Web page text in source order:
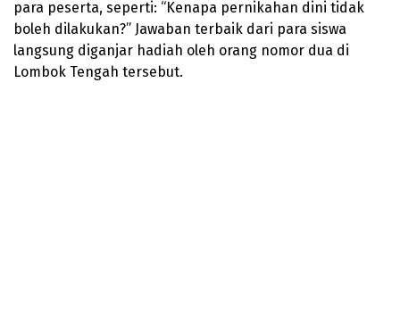
para peserta, seperti: “Kenapa pernikahan dini tidak
boleh dilakukan?” Jawaban terbaik dari para siswa
langsung diganjar hadiah oleh orang nomor dua di
Lombok Tengah tersebut.